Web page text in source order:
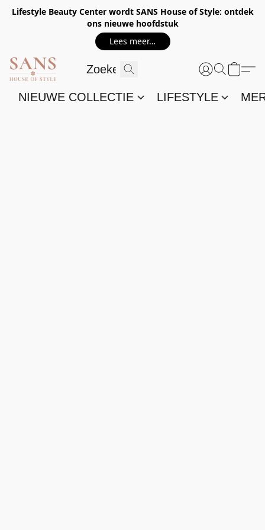
Lifestyle Beauty Center wordt SANS House of Style: ontdek
ons nieuwe hoofdstuk
Lees meer…
NIEUWE COLLECTIE LIFESTYLE